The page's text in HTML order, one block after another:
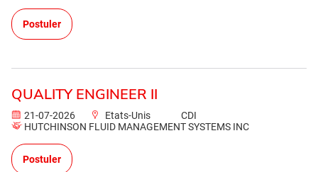
Postuler
QUALITY ENGINEER II
21-07-2026 Etats-Unis
CDI
HUTCHINSON FLUID MANAGEMENT SYSTEMS INC
Postuler